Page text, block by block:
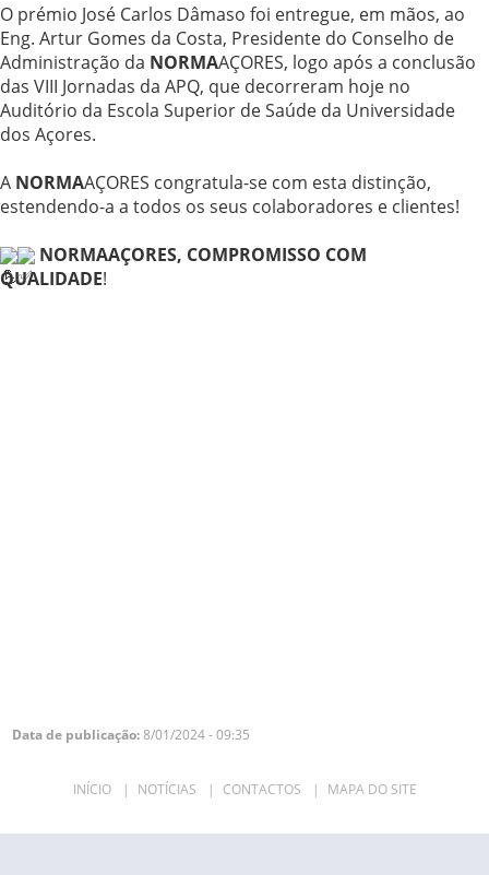
O prémio José Carlos Dâmaso foi entregue, em mãos, ao
Eng. Artur Gomes da Costa, Presidente do Conselho de
Administração da NORMAAÇORES, logo após a conclusão
das VIII Jornadas da APQ, que decorreram hoje no
Auditório da Escola Superior de Saúde da Universidade
dos Açores.
A NORMAAÇORES congratula-se com esta distinção,
estendendo-a a todos os seus colaboradores e clientes!
NORMAAÇORES, COMPROMISSO COM
QUALIDADE!
Data de publicação:8/01/2024 - 09:35
INÍCIO | NOTÍCIAS | CONTACTOS | MAPA DO SITE